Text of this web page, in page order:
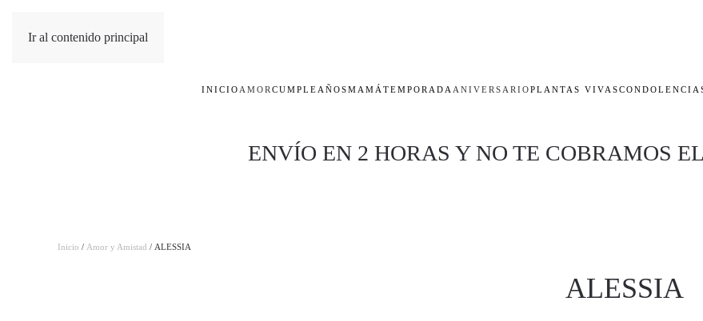
Ir al contenido principal
INICIO AMOR CUMPLEAÑOSMAMÁ TEMPORADA ANIVERSARIOPLANTAS VIVAS
ENVÍO EN 2 HORAS Y NO TE COBRAMOS
Inicio / Amor y Amistad / ALESSIA
ALESSIA